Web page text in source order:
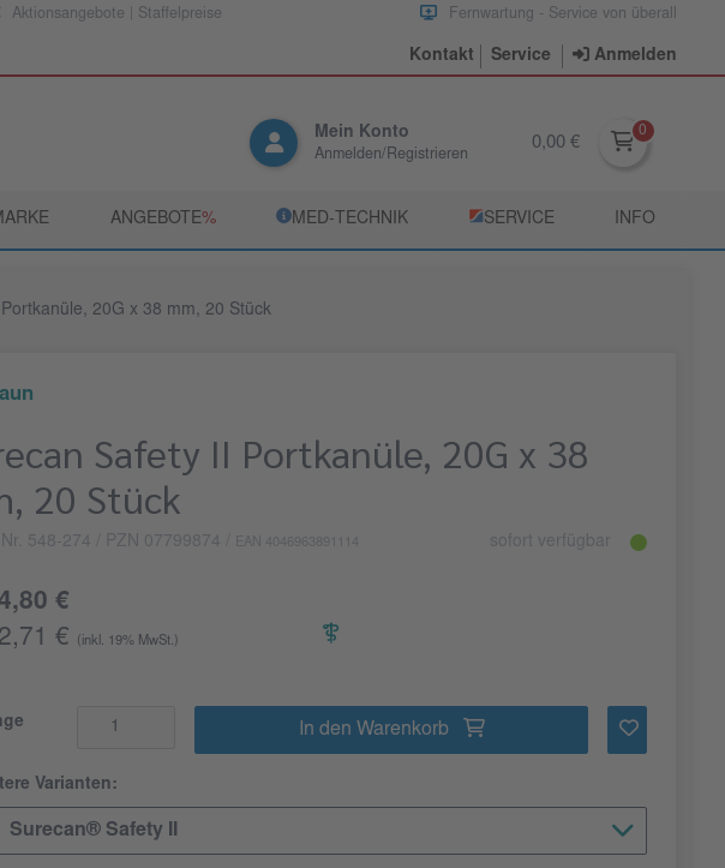
Aktionsangebote | Staffelpreise Fernwartung - Service von überall
Kontakt Service Anmelden
Mein Konto
Anmelden/Registrieren
0,00 €
ANGEBOTE­% ­MED‑TECHNIK ­SERVICE INFO
20G x 38 mm, 20 Stück
Safety II Portkanüle, 20G x 38
20 Stück
548-274 / PZN 07799874 EAN 4046963891114 sofort verfügbar
€
€
(inkl. 19% MwSt.)
In den Warenkorb
Varianten:
Surecan® Safety II